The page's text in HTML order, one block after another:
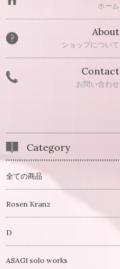
ホーム
About
ショップについて
Contact
お問い合わせ
Category
全ての商品
Rosen Kranz
D
ASAGI solo works